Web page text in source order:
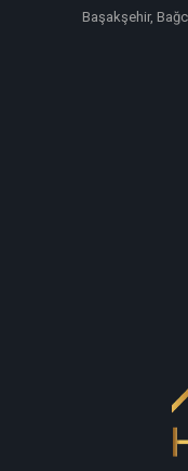
Başakşehir,